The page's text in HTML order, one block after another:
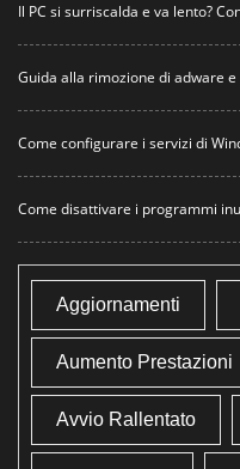
Il PC si surriscalda e va lento?
Guida alla rimozione di adware
Come configurare i servizi di
Come disattivare i programmi
Aggiornamenti
Aumento Prestazioni
Avvio Rallentato